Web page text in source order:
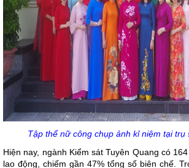
Tập thể nữ công chụp ảnh kỉ niệm tại trụ
Hiện nay, ngành Kiểm sát Tuyên Quang có
lao động, chiếm gần 47% tổng số biên chế.